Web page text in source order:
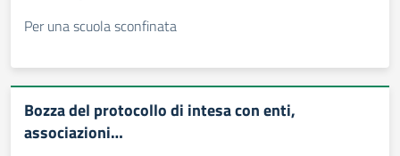
Per una scuola sconfinata
Bozza del protocollo di intesa con enti,
associazioni…